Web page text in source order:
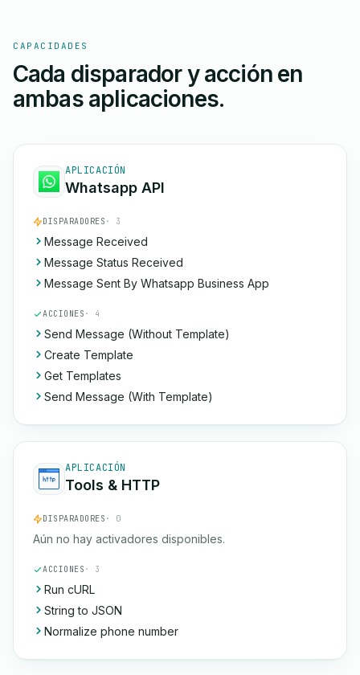
CAPACIDADES
Cada disparador y acción en
ambas aplicaciones.
APLICACIÓN
Whatsapp API
DISPARADORES · 3
Message Received
Message Status Received
Message Sent By Whatsapp Business App
ACCIONES · 4
Send Message (Without Template)
Create Template
Get Templates
Send Message (With Template)
APLICACIÓN
Tools & HTTP
DISPARADORES · 0
Aún no hay activadores disponibles.
ACCIONES · 3
Run cURL
String to JSON
Normalize phone number